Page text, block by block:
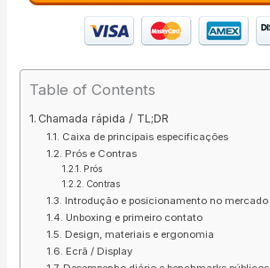
Table of Contents
Chamada rápida / TL;DR
Caixa de principais especificações
Prós e Contras
Prós
Contras
Introdução e posicionamento no mercado
Unboxing e primeiro contato
Design, materiais e ergonomia
Ecrã / Display